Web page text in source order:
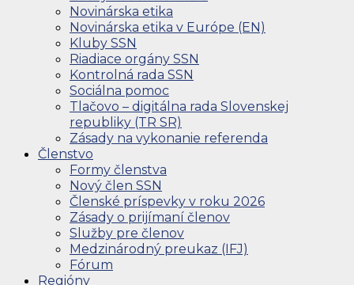
Novinárska etika
Novinárska etika v Európe (EN)
Kluby SSN
Riadiace orgány SSN
Kontrolná rada SSN
Sociálna pomoc
Tlačovo – digitálna rada Slovenskej
republiky (TR SR)
Zásady na vykonanie referenda
Členstvo
Formy členstva
Nový člen SSN
Členské príspevky v roku 2026
Zásady o prijímaní členov
Služby pre členov
Medzinárodný preukaz (IFJ)
Fórum
Regióny